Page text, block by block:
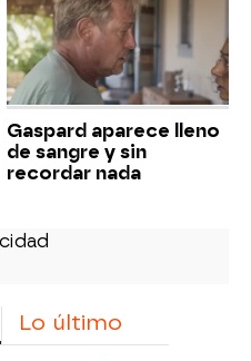
Gaspard aparece lleno
de sangre y sin
recordar nada
Lo último